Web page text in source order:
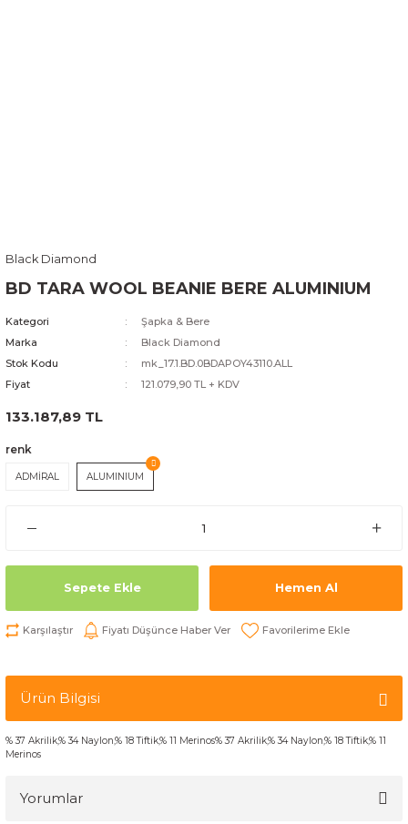
Black Diamond
BD TARA WOOL BEANIE BERE ALUMINIUM
Kategori
Şapka & Bere
Marka
Black Diamond
Stok Kodu
mk_17.1.BD.0BDAPOY43110.ALL
Fiyat
121.079,90 TL + KDV
133.187,89 TL
renk
ADMİRAL ALUMINIUM
Sepete Ekle Hemen Al
Karşılaştır Fiyatı Düşünce Haber Ver
Ürün Bilgisi
% 37 Akrilik,% 34 Naylon,% 18 Tiftik,% 11 Merinos% 37 Akrilik,% 34Naylon,% 18 Tiftik,% 11
Merinos
Yorumlar